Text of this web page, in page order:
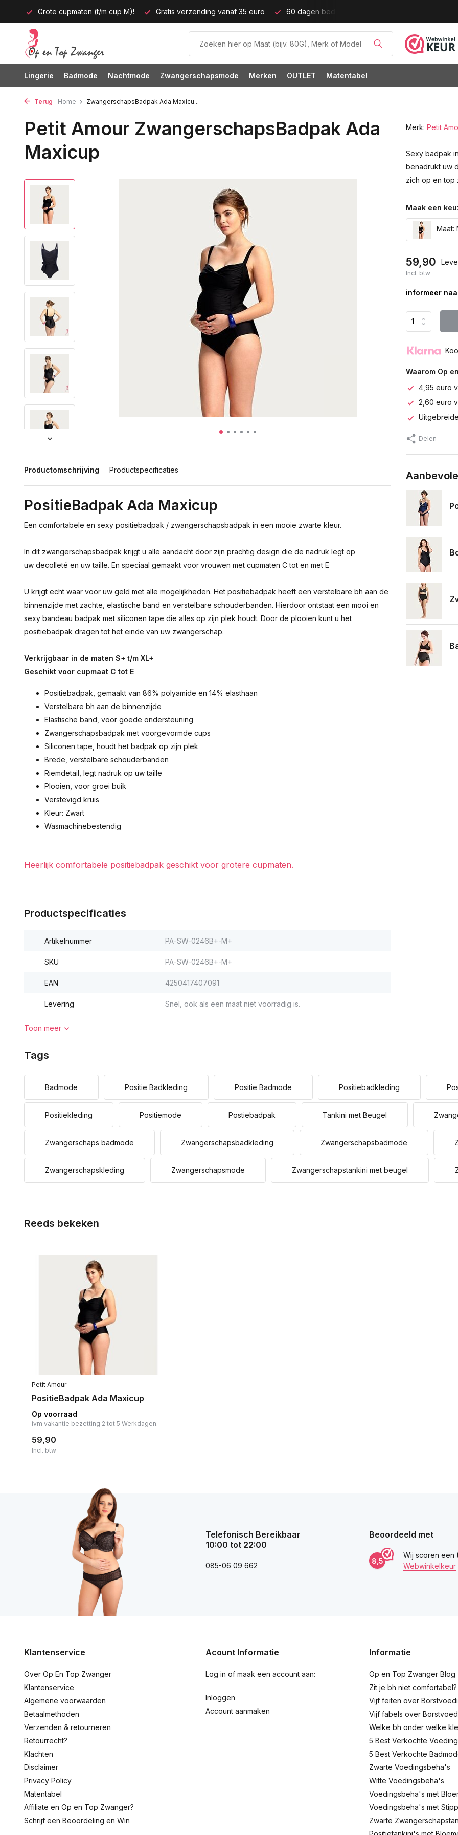
(t/m cup M)! Gratis verzending vanaf 35 euro 60 dagen bedenktijd! Grote cupmaten (t/m cup M)!
Lingerie Badmode Nachtmode Zwangerschapsmode Merken OUTLET Matentabel
Terug Home ZwangerschapsBadpak Ada Maxicu...
Petit Amour ZwangerschapsBadpak Ada
Maxicup
Productomschrijving Productspecificaties
PositieBadpak Ada Maxicup
Een comfortabele en sexy positiebadpak / zwangerschapsbadpak in een mooie zwarte kleur.
In dit zwangerschapsbadpak krijgt u alle aandacht door zijn prachtig design die de nadruk legt op
uw decolleté en uw taille. En speciaal gemaakt voor vrouwen met cupmaten C tot en met E
U krijgt echt waar voor uw geld met alle mogelijkheden. Het positiebadpak heeft een verstelbare bh aan de
binnenzijde met zachte, elastische band en verstelbare schouderbanden. Hierdoor ontstaat een mooi en
sexy bandeau badpak met siliconen tape die alles op zijn plek houdt. Door de plooien kunt u het
positiebadpak dragen tot het einde van uw zwangerschap.
Verkrijgbaar in de maten S+ t/m XL+
Geschikt voor cupmaat C tot E
Positiebadpak, gemaakt van 86% polyamide en 14% elasthaan
Verstelbare bh aan de binnenzijde
Elastische band, voor goede ondersteuning
Zwangerschapsbadpak met voorgevormde cups
Siliconen tape, houdt het badpak op zijn plek
Brede, verstelbare schouderbanden
Riemdetail, legt nadruk op uw taille
Plooien, voor groei buik
Verstevigd kruis
Kleur: Zwart
Wasmachinebestendig
Heerlijk comfortabele positiebadpak geschikt voor grotere cupmaten.
Productspecificaties
Artikelnummer PA-SW-0246B+-M+
SKU PA-SW-0246B+-M+
EAN 4250417407091
Levering Snel, ook als een maat niet voorradig is.
Toon meer
Merk: Petit
Sexy badpak
benadrukt uw
zich op en top
Maak een
Maat:
59,90
Incl. btw
informeer
Waarom Op
4,95 euro
2,60 euro
Delen
Tags
Badmode Positie Badkleding Positie Badmode Positiebadkleding
Positiekleding Positiemode Postiebadpak Tankini met Beugel
Zwangerschaps badmode Zwangerschapsbadkleding Zwangerschapsbadmode
Zwangerschapskleding Zwangerschapsmode Zwangerschapstankini met beugel
Reeds bekeken
Petit Amour
PositieBadpak Ada Maxicup
Op voorraad
ivm vakantie bezetting 2 tot 5 Werkdagen.
59,90
Incl. btw
Telefonisch Bereikbaar
10:00 tot 22:00
085-06 09 662
Beoordeeld met
8,5
Wij scoren een
Webwinkelkeur
Klantenservice
Over Op En Top Zwanger
Klantenservice
Algemene voorwaarden
Betaalmethoden
Verzenden & retourneren
Retourrecht?
Klachten
Disclaimer
Privacy Policy
Matentabel
Affiliate en Op en Top Zwanger?
Schrijf een Beoordeling en Win
Acount Informatie
Log in of maak een account aan:
Inloggen
Account aanmaken
Informatie
Op en Top Zwanger Blog
Zit je bh niet comfortabel?
Vijf feiten over
Vijf fabels over
Welke bh onder welke
5 Best Verkochte
5 Best Verkochte
Zwarte Voedingsbeha's
Witte Voedingsbeha's
Voedingsbeha's met
Voedingsbeha's met
Zwarte